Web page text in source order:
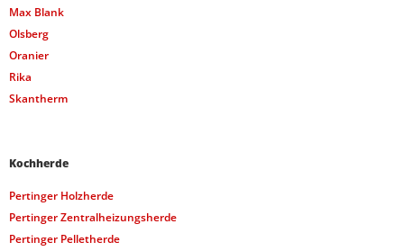
Max Blank
Olsberg
Oranier
Rika
Skantherm
Kochherde
Pertinger Holzherde
Pertinger Zentralheizungsherde
Pertinger Pelletherde